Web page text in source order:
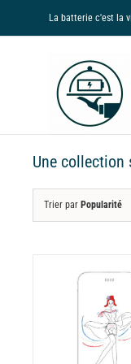
au
La batterie c'est la
Une collection
Trier par Popularité
CHOIX
CE
/